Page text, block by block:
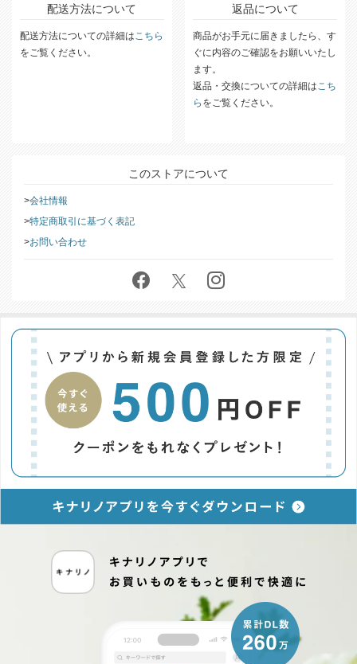
配送方法について
配送方法についての詳細はこちら
をご覧ください。
返品について
商品がお手元に届きましたら、す
ぐに内容のご確認をお願いいたし
ます。
返品・交換についての詳細はこち
ら をご覧ください。
このストアについて
会社情報
特定商取引に基づく表記
お問い合わせ